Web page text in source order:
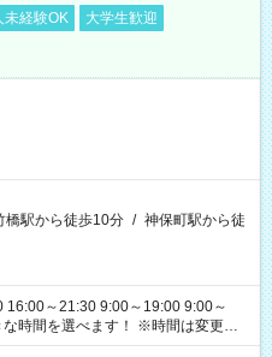
未経験OK
大学生歓迎
橋駅から徒歩10分 / 神保町駅から徒
16:00～21:30 9:00～19:00 9:00～